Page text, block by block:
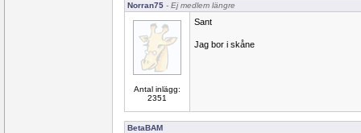
Norran75 - Ej medlem längre
Antal inlägg:
2351
Sant
Jag bor i skåne
BetaBAM